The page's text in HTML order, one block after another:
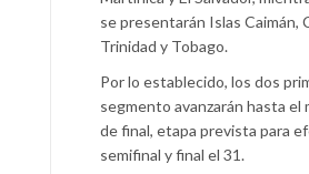
se presentarán Islas Caimán,
Trinidad y Tobago.
Por lo establecido, los dos
segmento avanzarán hasta el
de final, etapa prevista para
semifinal y final el 31.